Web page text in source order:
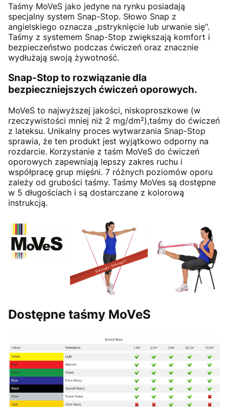
Taśmy MoVeS jako jedyne na rynku posiadają
specjalny system Snap-Stop. Słowo Snap z
angielskiego oznacza „pstryknięcie lub urwanie się".
Taśmy z systemem Snap-Stop zwiększają komfort i
bezpieczeństwo podczas ćwiczeń oraz znacznie
wydłużają swoją żywotność.
Snap-Stop to rozwiązanie dla
bezpieczniejszych ćwiczeń oporowych.
MoVeS to najwyższej jakości, niskoproszkowe (w
rzeczywistości mniej niż 2 mg/dm²),taśmy do ćwiczeń
z lateksu. Unikalny proces wytwarzania Snap-Stop
sprawia, że ten produkt jest wyjątkowo odporny na
rozdarcie. Korzystanie z taśm MoVeS do ćwiczeń
oporowych zapewniają lepszy zakres ruchu i
współpracę grup mięśni. 7 różnych poziomów oporu
zależy od grubości taśmy. Taśmy MoVes są dostępne
w 5 długościach i są dostarczane z kolorową
instrukcją.
Dostępne taśmy MoVeS